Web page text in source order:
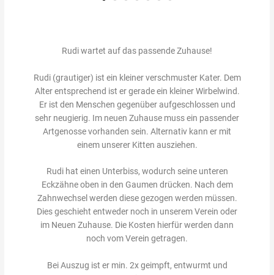
Rudi wartet auf das passende Zuhause!
Rudi (grautiger) ist ein kleiner verschmuster Kater. Dem
Alter entsprechend ist er gerade ein kleiner Wirbelwind.
Er ist den Menschen gegenüber aufgeschlossen und
sehr neugierig. Im neuen Zuhause muss ein passender
Artgenosse vorhanden sein. Alternativ kann er mit
einem unserer Kitten ausziehen.
Rudi hat einen Unterbiss, wodurch seine unteren
Eckzähne oben in den Gaumen drücken. Nach dem
Zahnwechsel werden diese gezogen werden müssen.
Dies geschieht entweder noch in unserem Verein oder
im Neuen Zuhause. Die Kosten hierfür werden dann
noch vom Verein getragen.
Bei Auszug ist er min. 2x geimpft, entwurmt und